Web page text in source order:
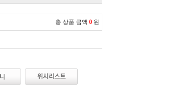
총 상품 금액 0 원